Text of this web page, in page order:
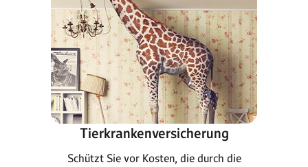
Tierkrankenversicherung
Schützt Sie vor Kosten, die durch die